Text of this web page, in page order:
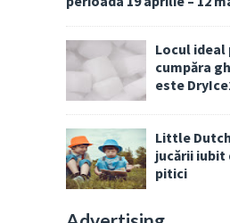
Locul ideal
cumpăra
este
Little
jucării iubit
pitici